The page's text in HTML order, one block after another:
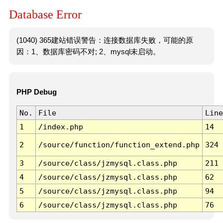
Database Error
(1040) 365建站错误警告：连接数据库失败，可能的原
因：1、数据库密码不对; 2、mysql未启动。
PHP Debug
No. File
Line
1
/index.php 14
2 /source/function/function_extend.php 324
3 /source/class/jzmysql.class.php
211
4
/source/class/jzmysql.class.php
62
5
/source/class/jzmysql.class.php
94
6
/source/class/jzmysql.class.php 76